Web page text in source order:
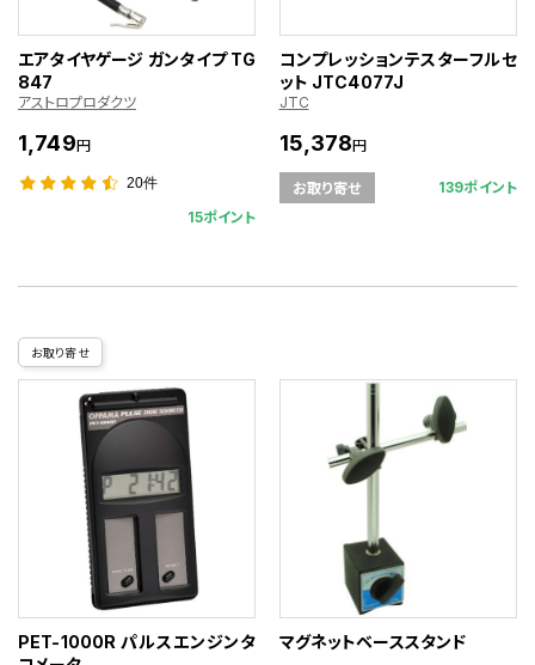
エアタイヤゲージ ガンタイプ TG
847
アストロプロダクツ
1,749円
20件
15ポイント
コンプレッションテスターフルセ
ット JTC4077J
JTC
15,378円
お取り寄せ 139ポイント
お取り寄せ
PET-1000R パルスエンジンタ
マグネットベーススタンド